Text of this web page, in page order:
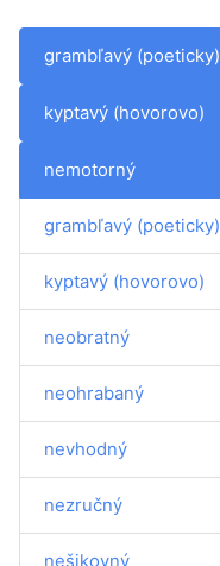
grambľavý (poeticky)
kyptavý (hovorovo)
nemotorný
grambľavý (poeticky)
kyptavý (hovorovo)
neobratný
neohrabaný
nevhodný
nezručný
nešikovný